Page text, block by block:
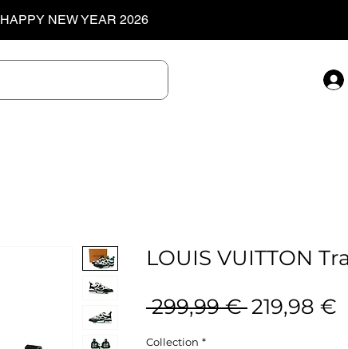
HAPPY NEW YEAR 2026
LOUIS VUITTON
299,99 € Preço
219,98 €
Collection *